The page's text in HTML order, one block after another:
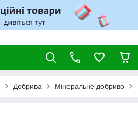
Добрива Мінеральне добриво